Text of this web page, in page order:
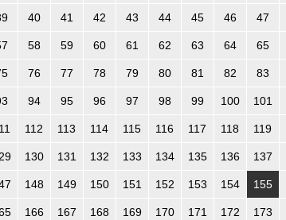
40 41 42 43 44 45 46 47
58 59 60 61 62 63 64 65
76 77 78 79 80 81 82 83
94 95 96 97 98 99 100 101
112 113 114 115 116 117 118 119
130 131 132 133 134 135 136 137
148 149 150 151 152 153 154 155
166 167 168 169 170 171 172 173